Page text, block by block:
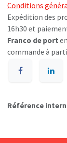
Conditions
Expédition des
16h30 et
Franco de port
commande à
Référence